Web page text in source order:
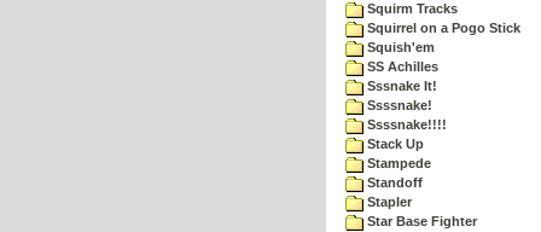
Squirm Tracks
Squirrel on a Pogo Stick
Squish'em
SS Achilles
Sssnake It!
Ssssnake!
Ssssnake!!!!
Stack Up
Stampede
Standoff
Stapler
Star Base Fighter